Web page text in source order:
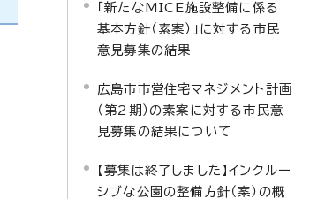
「新たなMICE施設整備に係る
基本方針（素案）」に対する市民
意見募集の結果
広島市市営住宅マネジメント計画
（第2期）の素案に対する市民意
見募集の結果について
【募集は終了しました】インクルー
シブな公園の整備方針（案）の概